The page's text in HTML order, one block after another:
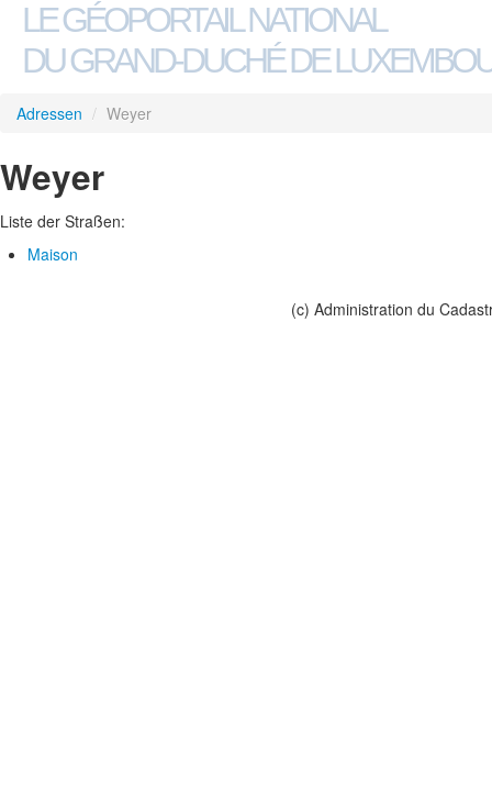
LE GÉOPORTAIL NATIONAL
DU GRAND-DUCHÉ DE
Adressen / Weyer
Weyer
Liste der Straßen:
Maison
(c) Administration du